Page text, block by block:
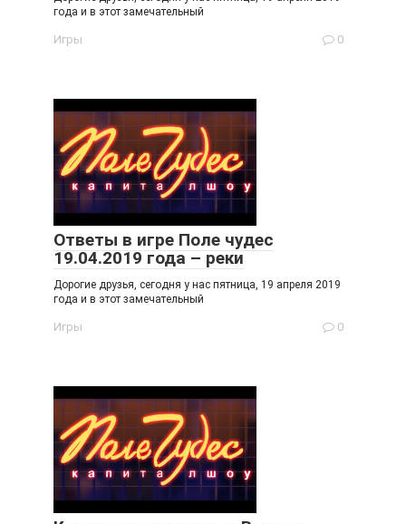
года и в этот замечательный
Игры 0
Ответы в игре Поле чудес
19.04.2019 года – реки
Дорогие друзья, сегодня у нас пятница, 19 апреля 2019
года и в этот замечательный
Игры 0